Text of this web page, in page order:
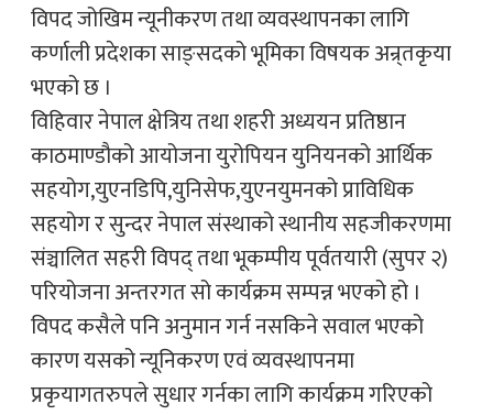
विपद जोखिम न्यूनीकरण तथा व्यवस्थापनका लागि
कर्णाली प्रदेशका साङ्सदको भूमिका विषयक अन्र्तकृया
भएको छ ।
विहिवार नेपाल क्षेत्रिय तथा शहरी अध्ययन प्रतिष्ठान
काठमाण्डौको आयोजना युरोपियन युनियनको आर्थिक
सहयोग,युएनडिपि,युनिसेफ,युएनयुमनको प्राविधिक
सहयोग र सुन्दर नेपाल संस्थाको स्थानीय सहजीकरणमा
संञ्चालित सहरी विपद् तथा भूकम्पीय पूर्वतयारी (सुपर २)
परियोजना अन्तरगत सो कार्यक्रम सम्पन्न भएको हो ।
विपद कसैले पनि अनुमान गर्न नसकिने सवाल भएको
कारण यसको न्यूनिकरण एवं व्यवस्थापनमा
प्रकृयागतरुपले सुधार गर्नका लागि कार्यक्रम गरिएको